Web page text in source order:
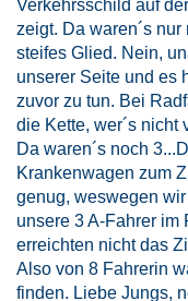
Verkehrsschild auf
zeigt. Da waren´s
steifes Glied. Nein,
unserer Seite und es
zuvor zu tun. Bei
die Kette, wer´s nicht
Da waren´s noch
Krankenwagen zum
genug, weswegen
unsere 3 A-Fahrer
erreichten nicht das
Also von 8 Fahrerin
finden. Liebe Jungs,